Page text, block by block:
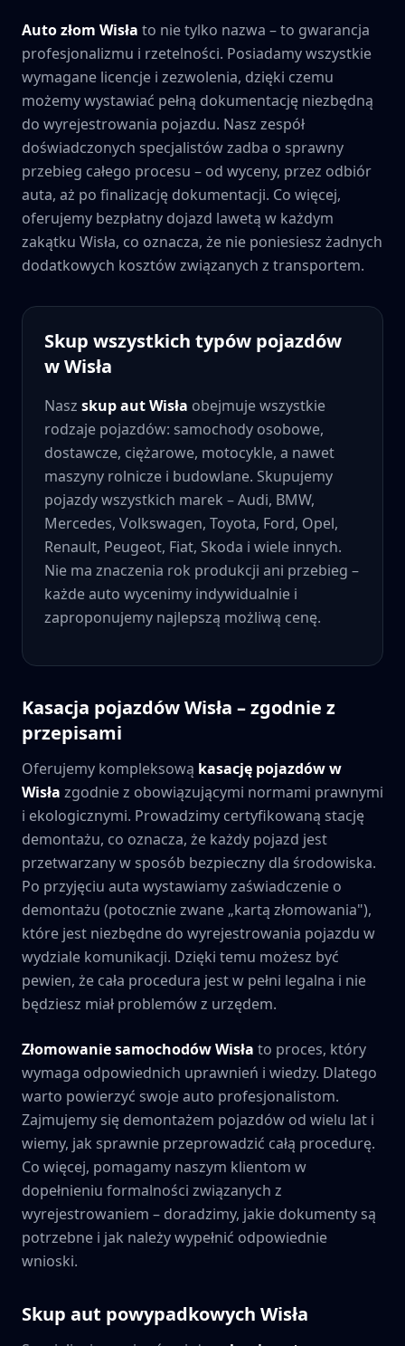
Auto złom Wisła to nie tylko nazwa – to gwarancja
profesjonalizmu i rzetelności. Posiadamy wszystkie
wymagane licencje i zezwolenia, dzięki czemu
możemy wystawiać pełną dokumentację niezbędną
do wyrejestrowania pojazdu. Nasz zespół
doświadczonych specjalistów zadba o sprawny
przebieg całego procesu – od wyceny, przez odbiór
auta, aż po finalizację dokumentacji. Co więcej,
oferujemy bezpłatny dojazd lawetą w każdym
zakątku Wisła, co oznacza, że nie poniesiesz żadnych
dodatkowych kosztów związanych z transportem.
Skup wszystkich typów pojazdów
wWisła
Nasz skup autWisła obejmuje wszystkie
rodzaje pojazdów: samochody osobowe,
dostawcze, ciężarowe, motocykle, a nawet
maszyny rolnicze i budowlane. Skupujemy
pojazdy wszystkich marek – Audi, BMW,
Mercedes, Volkswagen, Toyota, Ford, Opel,
Renault, Peugeot, Fiat, Skoda i wiele innych.
Nie ma znaczenia rok produkcji ani przebieg –
każde auto wycenimy indywidualnie i
zaproponujemy najlepszą możliwą cenę.
Kasacja pojazdówWisła – zgodnie z
przepisami
Oferujemy kompleksową kasację pojazdów w
Wisła zgodnie z obowiązującymi normami prawnymi
i ekologicznymi. Prowadzimy certyfikowaną stację
demontażu, co oznacza, że każdy pojazd jest
przetwarzany w sposób bezpieczny dla środowiska.
Po przyjęciu auta wystawiamy zaświadczenie o
demontażu (potocznie zwane „kartą złomowania"),
które jest niezbędne do wyrejestrowania pojazdu w
wydziale komunikacji. Dzięki temu możesz być
pewien, że cała procedura jest w pełni legalna i nie
będziesz miał problemów z urzędem.
Złomowanie samochodówWisła to proces, który
wymaga odpowiednich uprawnień i wiedzy. Dlatego
warto powierzyć swoje auto profesjonalistom.
Zajmujemy się demontażem pojazdów od wielu lat i
wiemy, jak sprawnie przeprowadzić całą procedurę.
Co więcej, pomagamy naszym klientom w
dopełnieniu formalności związanych z
wyrejestrowaniem – doradzimy, jakie dokumenty są
potrzebne i jak należy wypełnić odpowiednie
wnioski.
Skup aut powypadkowych Wisła